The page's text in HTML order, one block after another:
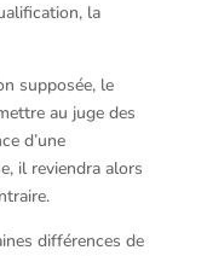
la
supposée, le
au juge des
d’une
il reviendra alors
différences de